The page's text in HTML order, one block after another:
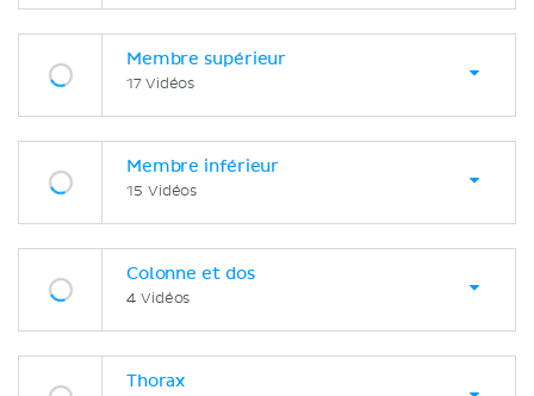
Membre supérieur
17 Vidéos
Membre inférieur
15 Vidéos
Colonne et dos
4 Vidéos
Thorax